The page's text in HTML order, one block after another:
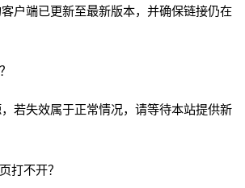
户端已更新至最新版本，并确保链接仍在
若失效属于正常情况，请等待本站提供新
打不开？